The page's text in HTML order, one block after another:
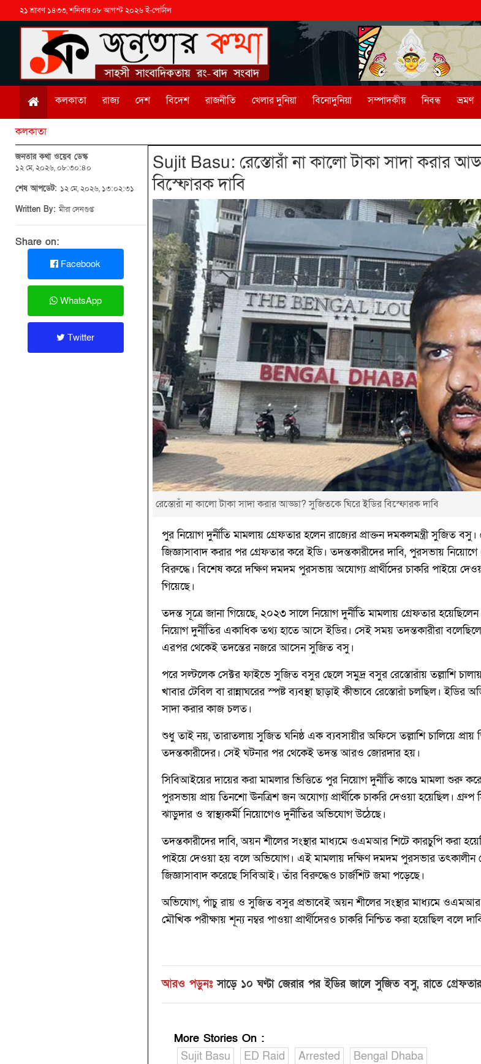
২১ শ্রাবণ ১৪৩৩, শনিবার ০৮ আগস্ট ২০২৬ ই-পোর্টাল
কলকাতা রাজ্য দেশ বিদেশ রাজনীতি খেলার দুনিয়া বিনোদুনিয়া সম্পাদকীয় নিবন্ধ ভ্রমণ
কলকাতা
জনতার কথা ওয়েব ডেস্ক
১২ মে, ২০২৬, ০৮:৩০:৪০
শেষ আপডেট: ১২ মে, ২০২৬, ১৩:০২:৩১
Written By:মীরা সেনগুপ্ত
Share on:
Facebook
WhatsApp
Twitter
Sujit Basu: রেস্তোরাঁ না কালো টাকা সাদা করার
বিস্ফোরক দাবি
রেস্তোরাঁ না কালো টাকা সাদা করার আড্ডা? সুজিতকে ঘিরে ইডির বিস্ফোরক দাবি
পুর নিয়োগ দুর্নীতি মামলায় গ্রেফতার হলেন রাজ্যের প্রাক্তন দমকলমন্ত্রী সুজিত
জিজ্ঞাসাবাদ করার পর গ্রেফতার করে ইডি। তদন্তকারীদের দাবি, পুরসভায়
বিরুদ্ধে। বিশেষ করে দক্ষিণ দমদম পুরসভায় অযোগ্য প্রার্থীদের চাকরি পাইয়ে
গিয়েছে।
তদন্ত সূত্রে জানা গিয়েছে, ২০২৩ সালে নিয়োগ দুর্নীতি মামলায় গ্রেফতার
নিয়োগ দুর্নীতির একাধিক তথ্য হাতে আসে ইডির। সেই সময় তদন্তকারীরা
এরপর থেকেই তদন্তের নজরে আসেন সুজিত বসু।
পরে সল্টলেক সেক্টর ফাইভে সুজিত বসুর ছেলে সমুদ্র বসুর রেস্তোরাঁয় তল্লাশি
খাবার টেবিল বা রান্নাঘরের স্পষ্ট ব্যবস্থা ছাড়াই কীভাবে রেস্তোরাঁ চলছিল।
সাদা করার কাজ চলত।
শুধু তাই নয়, তারাতলায় সুজিত ঘনিষ্ঠ এক ব্যবসায়ীর অফিসে তল্লাশি চালিয়ে প্রায়
তদন্তকারীদের। সেই ঘটনার পর থেকেই তদন্ত আরও জোরদার হয়।
সিবিআইয়ের দায়ের করা মামলার ভিত্তিতে পুর নিয়োগ দুর্নীতি কাণ্ডে মামলা শুরু
পুরসভায় প্রায় তিনশো ঊনত্রিশ জন অযোগ্য প্রার্থীকে চাকরি দেওয়া হয়েছিল। গ্রুপ
ঝাড়ুদার ও স্বাস্থ্যকর্মী নিয়োগেও দুর্নীতির অভিযোগ উঠেছে।
তদন্তকারীদের দাবি, অয়ন শীলের সংস্থার মাধ্যমে ওএমআর শিটে কারচুপি করা
পাইয়ে দেওয়া হয় বলে অভিযোগ। এই মামলায় দক্ষিণ দমদম পুরসভার তৎকালীন
জিজ্ঞাসাবাদ করেছে সিবিআই। তাঁর বিরুদ্ধেও চার্জশিট জমা পড়েছে।
অভিযোগ, পাঁচু রায় ও সুজিত বসুর প্রভাবেই অয়ন শীলের সংস্থার মাধ্যমে
মৌখিক পরীক্ষায় শূন্য নম্বর পাওয়া প্রার্থীদেরও চাকরি নিশ্চিত করা হয়েছিল বলে
আরও পড়ুনঃ সাড়ে ১০ ঘণ্টা জেরার পর ইডির জালে সুজিত বসু, রাতে
More Stories On :
Sujit Basu
ED Raid Arrested Bengal Dhaba